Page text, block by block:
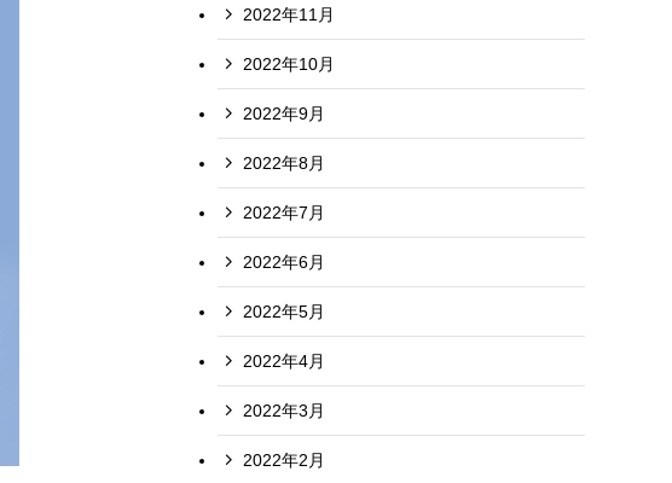
2022年11月
2022年10月
2022年9月
2022年8月
2022年7月
2022年6月
2022年5月
2022年4月
2022年3月
2022年2月